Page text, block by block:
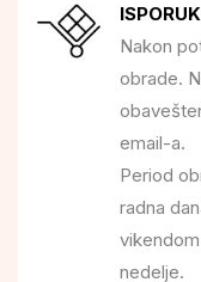
Nakon
obrade.
email-a.
Period
radna
nedelje.